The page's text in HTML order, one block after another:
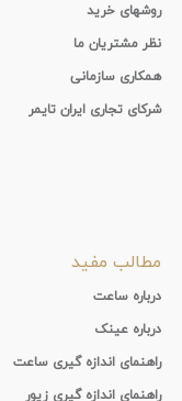
روشهای خرید
نظر مشتریان ما
همکاری سازمانی
شرکای تجاری ایران تایمر
مطالب مفید
درباره ساعت
درباره عینک
راهنمای اندازه گیری ساعت
راهنمای اندازه گیری زیور